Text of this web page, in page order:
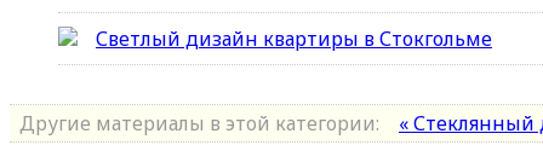
Светлый дизайн квартиры в Стокгольме
Другие материалы в этой категории: «